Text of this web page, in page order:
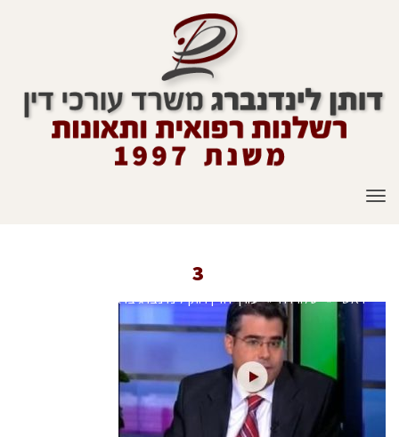
תפריט
ראשי » טלוויזיה » עורך הדין דותן לינדנברג בראיון לערוץ 2
3